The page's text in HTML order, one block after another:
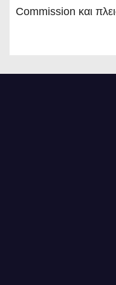
Commission και